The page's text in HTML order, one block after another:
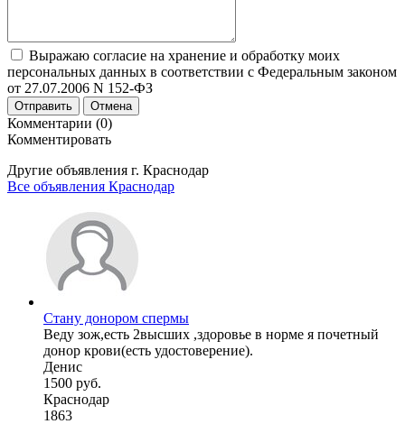
Выражаю согласие на хранение и обработку моих
персональных данных в соответствии с Федеральным законом
от 27.07.2006 N 152-ФЗ
Отправить Отмена
Комментарии (0)
Комментировать
Другие объявления г. Краснодар
Все объявления Краснодар
Стану донором спермы
Веду зож,есть 2высших ,здоровье в норме я почетный
донор крови(есть удостоверение).
Денис
1500 руб.
Краснодар
1863